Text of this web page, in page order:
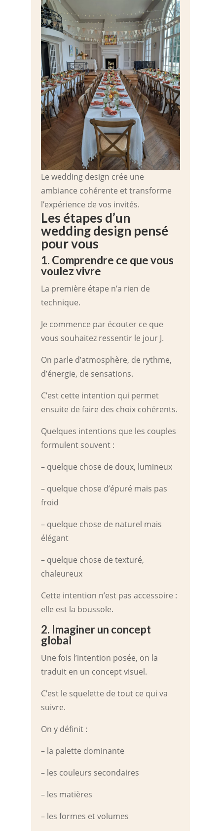
Le wedding design crée une
ambiance cohérente et transforme
l’expérience de vos invités.
Les étapes d’un
wedding design pensé
pour vous
1. Comprendre ce que vous
voulez vivre
La première étape n’a rien de
technique.
Je commence par écouter ce que
vous souhaitez ressentir le jour J.
On parle d’atmosphère, de rythme,
d’énergie, de sensations.
C’est cette intention qui permet
ensuite de faire des choix cohérents.
Quelques intentions que les couples
formulent souvent :
– quelque chose de doux, lumineux
– quelque chose d’épuré mais pas
froid
– quelque chose de naturel mais
élégant
– quelque chose de texturé,
chaleureux
Cette intention n’est pas accessoire :
elle est la boussole.
2. Imaginer un concept
global
Une fois l’intention posée, on la
traduit en un concept visuel.
C’est le squelette de tout ce qui va
suivre.
On y définit :
– la palette dominante
– les couleurs secondaires
– les matières
– les formes et volumes